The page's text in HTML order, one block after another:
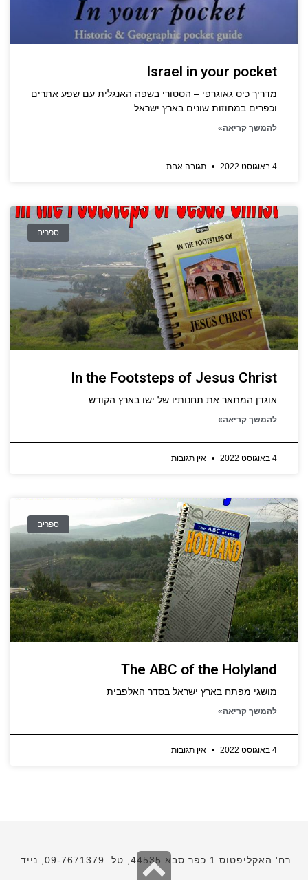
Israel in your pocket
מדריך כיס גאוגרפי – הסטורי בשפה האנגלית עם שפע אתרים
וכפרים במחוזות שונים בארץ ישראל
להמשך קריאה»
4 באוגוסט 2022 תגובה אחת
ספרים
In the Footsteps of Jesus Christ
אוגדן המתאר את תחנותיו של ישו בארץ הקודש
להמשך קריאה»
4 באוגוסט 2022 אין תגובות
ספרים
The ABC of the Holyland
מושגי מפתח בארץ ישראל בסדר האלפבית
להמשך קריאה»
4 באוגוסט 2022 אין תגובות
רח' האקליפטוס 1 כפר סבא 44535, טל: 09-7671379, נייד:
גלילה